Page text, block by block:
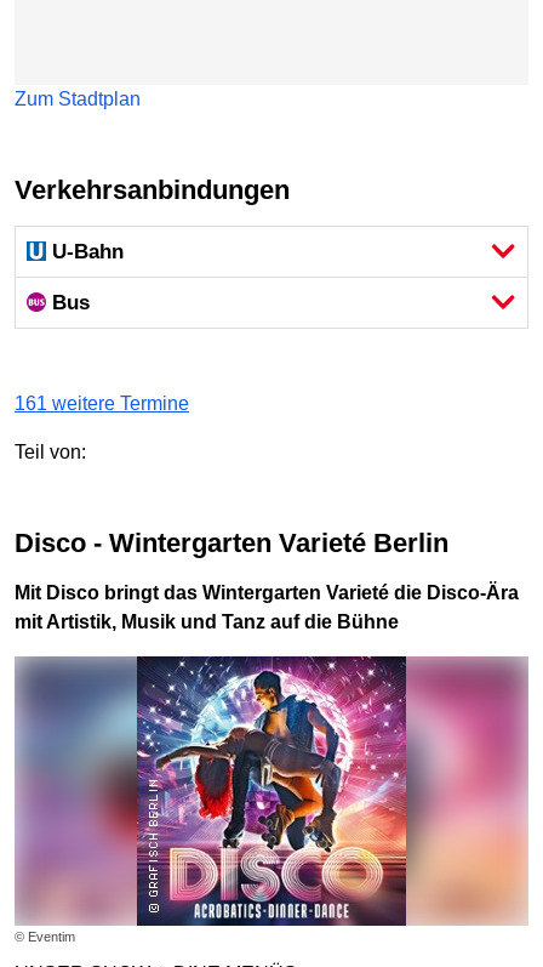
Zum Stadtplan
Verkehrsanbindungen
U-Bahn
Bus
161 weitere Termine
Teil von:
Disco - Wintergarten Varieté Berlin
Mit Disco bringt das Wintergarten Varieté die Disco-Ära
mit Artistik, Musik und Tanz auf die Bühne
© Eventim